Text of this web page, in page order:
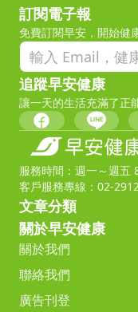
訂閱電子報
免費訂閱早安，開始健
追蹤早安健康
讓一天的生活充滿了正
服務時間：週一～週五
客戶服務專線：02-
文章分類
關於早安健康
關於我們
聯絡我們
廣告刊登